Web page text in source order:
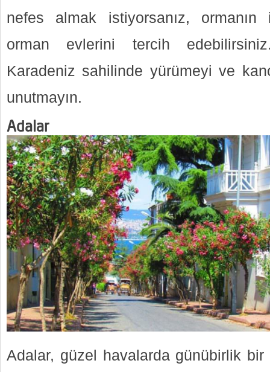
nefes almak istiyorsanız,
orman evlerini tercih
Karadeniz sahilinde yürümeyi ve
unutmayın.
Adalar
Adalar, güzel havalarda günübirlik